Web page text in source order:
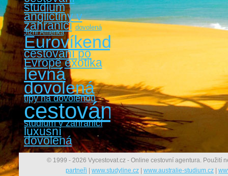
studium
angličtiny v
zahraničí dovolená
Jižní Amerika
Eurovíkendy
cestovaní po
Evropě exotika
levná
dovolená
tipy na dovolenou
cestování
studium v zahraničí
luxusní
dovolená
© 1999 - 2026 Vycestovat.cz - Online cestovní agentura. Použití
partneři
www.studyline.cz www.australie-studium.cz